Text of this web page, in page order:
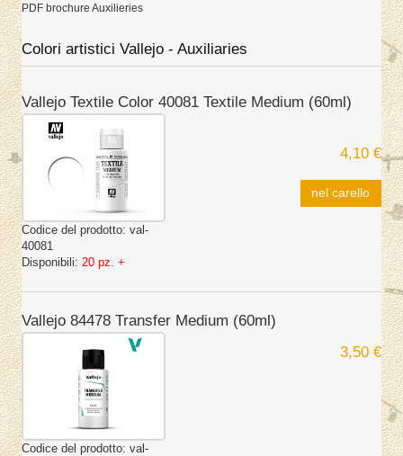
PDF brochure Auxilieries
Colori artistici Vallejo - Auxiliaries
Vallejo Textile Color 40081 Textile Medium (60ml)
Codice del prodotto: val-
40081
Disponibili: 20 pz. +
4,10 €
nel carello
Vallejo 84478 Transfer Medium (60ml)
Codice del prodotto: val-
3,50 €